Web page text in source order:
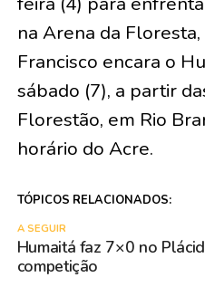
na Arena da
Francisco encara o
sábado (7), a partir
Florestão, em Rio
horário do Acre.
TÓPICOS RELACIONADOS:
A SEGUIR
Humaitá faz 7×0 no
competição